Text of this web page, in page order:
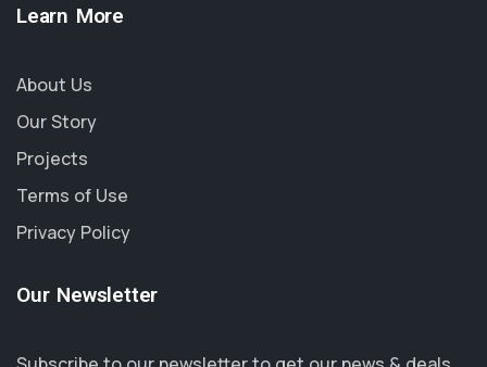
Learn More
About Us
Our Story
Projects
Terms of Use
Privacy Policy
Our Newsletter